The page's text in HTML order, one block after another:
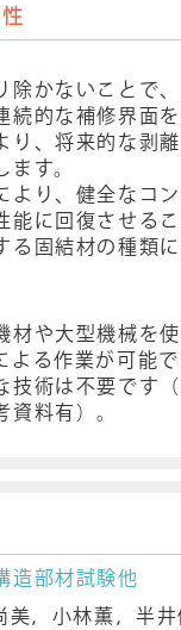
除かないことで
続的な補修界面
り、将来的な剥
ます。
より、健全なコ
能に回復させる
る固結材の種類に
材や大型機械を
よる作業が可能で
技術は不要です
資料有）。
造部材試験他
美，小林薫，半